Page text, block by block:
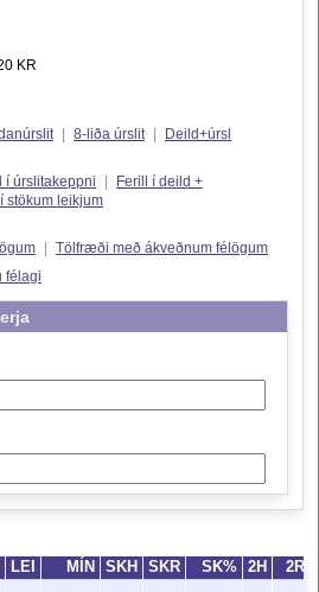
KR
8-liða úrslit
Deild+úrsl
í úrslitakeppni
Ferill í deild +
stökum leikjum
Tölfræði með ákveðnum félögum
félagi
LEI MÍN SKH SKR SK% 2H
2R